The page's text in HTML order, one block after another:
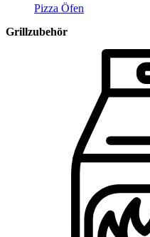
Pizza Öfen
Grillzubehör